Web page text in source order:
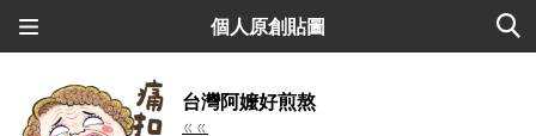
個人原創貼圖
台灣阿嬤好煎熬
ㄍㄍ